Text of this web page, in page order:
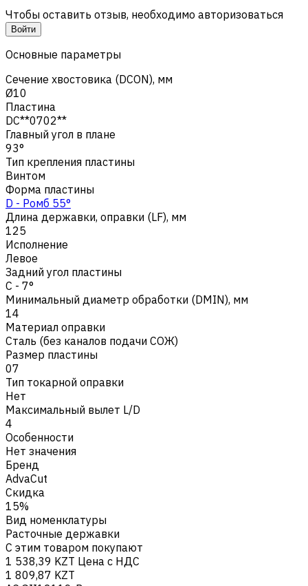
Чтобы оставить отзыв, необходимо авторизоваться
Войти
Основные параметры
Сечение хвостовика (DCON), мм
Ø10
Пластина
DC**0702**
Главный угол в плане
93°
Тип крепления пластины
Винтом
Форма пластины
D - Ромб 55°
Длина державки, оправки (LF), мм
125
Исполнение
Левое
Задний угол пластины
C - 7°
Минимальный диаметр обработки (DMIN), мм
14
Материал оправки
Сталь (без каналов подачи СОЖ)
Размер пластины
07
Тип токарной оправки
Нет
Максимальный вылет L/D
4
Особенности
Нет значения
Бренд
AdvaCut
Скидка
15%
Вид номенклатуры
Расточные державки
С этим товаром покупают
1 538,39 KZT Цена с НДС
1 809,87 KZT